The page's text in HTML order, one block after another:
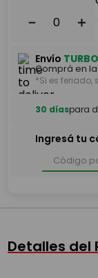
＋
－
Envío TURBO
Comprá en
*Si es feriado,
30 díaspara
Ingresá tu
Detalles del